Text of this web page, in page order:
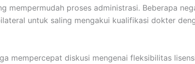
mempermudah proses administrasi. Beberapa
untuk saling mengakui kualifikasi dokter
mempercepat diskusi mengenai fleksibilitas